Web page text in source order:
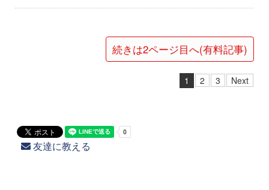
続きは2ページ目へ(有料記事)
1 2 3 Next
友達に教える